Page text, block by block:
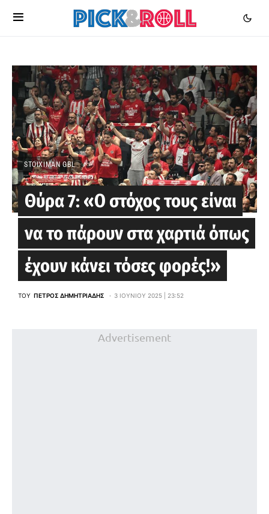
STOIXIMAN GBL
Θύρα 7: «Ο στόχος τους είναι
να το πάρουν στα χαρτιά όπως
έχουν κάνει τόσες φορές!»
ΤΟΥ ΠΈΤΡΟΣ ΔΗΜΗΤΡΙΆΔΗΣ 3 ΙΟΥΝΊΟΥ 2025 | 23:52
Advertisement